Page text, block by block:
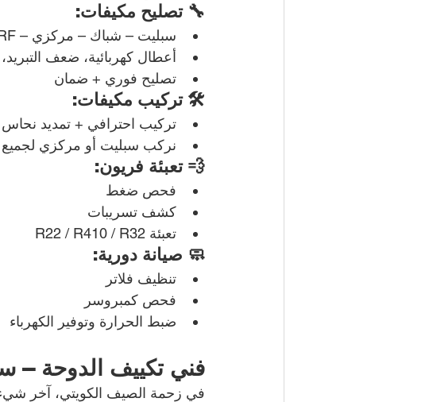
🔧 تصليح مكيفات:
سبليت – شباك – مركزي – VRF
أعطال كهربائية، ضعف
تصليح فوري + ضمان
🛠️ تركيب مكيفات:
تركيب احترافي + تمديد
نركب سبليت أو مركزي
💨 تعبئة فريون:
فحص ضغط
كشف تسريبات
تعبئة R22 / R410 / R32
🧼 صيانة دورية:
تنظيف فلاتر
فحص كمبروسر
ضبط الحرارة وتوفير الكهرباء
فني تكييف الدوحة –
في زحمة الصيف الكويتي، آخر